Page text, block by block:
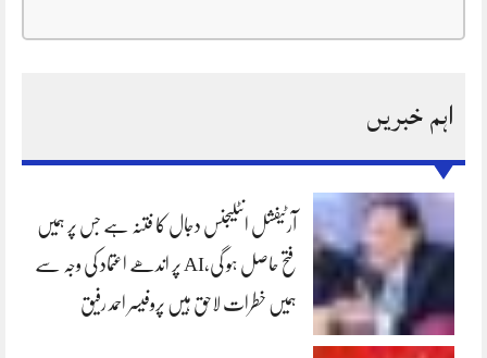
اہم خبریں
آرٹیفشل انٹلیجنس دجال کا فتنہ ہے جس پر ہمیں
فتح حاصل ہو گی،AI پر اندھے اعتماد کی وجہ سے
ہمیں خطرات لاحق ہیں پروفیسر احمد رفیق